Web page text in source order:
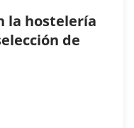
la hostelería
de